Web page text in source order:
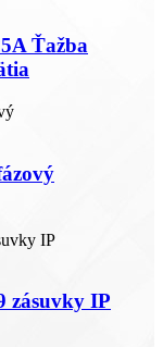
Ťažba
zásuvky IP